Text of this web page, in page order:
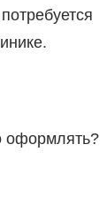
оформлять?